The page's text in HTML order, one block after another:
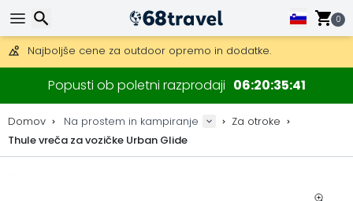
0
Na voljo je tudi DHL Express čez noč.
30 dni za vračilo, 90 dni za lesene zemljevide in dekoracije.
Najboljše cene za outdoor opremo in dodatke.
Popusti ob poletni razprodaji 06203540
Domov Na prostem in kampiranje
Za otroke
Thule vreča za vozičke Urban Glide
Iskanje